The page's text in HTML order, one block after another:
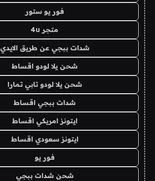
فور يو ستور
متجر 4u
شدات ببجي عن طريق الايدي
شحن يلا لودو اقساط
شحن يلا لودو تابي تمارا
شدات ببجي اقساط
ايتونز امريكي اقساط
ايتونز سعودي اقساط
فور يو
شحن شدات ببجي